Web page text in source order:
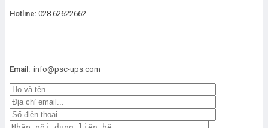
Hotline: 028 62622662
Email: info@psc-ups.com